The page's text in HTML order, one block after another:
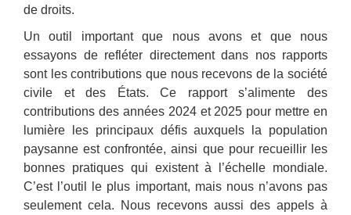
de droits.
Un outil important que nous avons et que nous
essayons de refléter directement dans nos rapports
sont les contributions que nous recevons de la société
civile et des États. Ce rapport s’alimente des
contributions des années 2024 et 2025 pour mettre en
lumière les principaux défis auxquels la population
paysanne est confrontée, ainsi que pour recueillir les
bonnes pratiques qui existent à l’échelle mondiale.
C’est l’outil le plus important, mais nous n’avons pas
seulement cela. Nous recevons aussi des appels à